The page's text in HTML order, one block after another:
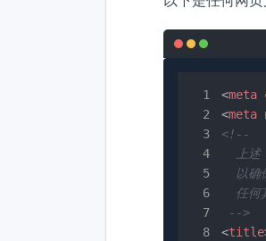
<meta
<meta
<!--
上述
以确
任何
-->
<title